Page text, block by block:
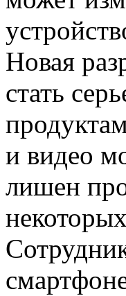
Новая
стать
и видео
лишен